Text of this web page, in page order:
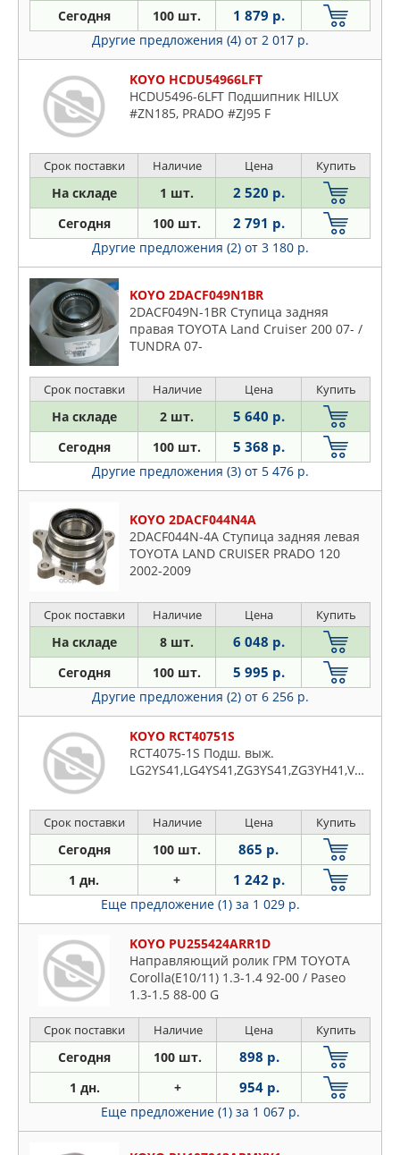
Сегодня 100 шт. 1 879 р.
Другие предложения (4) от 2 017 р.
KOYO HCDU54966LFT
HCDU5496-6LFT Подшипник HILUX
#ZN185, PRADO #ZJ95 F
Срок поставки Наличие Цена Купить
На складе 1 шт. 2 520 р.
Сегодня 100 шт. 2 791 р.
Другие предложения (2) от 3 180 р.
KOYO 2DACF049N1BR
2DACF049N-1BR Ступица задняя
правая TOYOTA Land Cruiser 200 07- /
TUNDRA 07-
Срок поставки Наличие Цена Купить
На складе 2 шт. 5 640 р.
Сегодня 100 шт. 5 368 р.
Другие предложения (3) от 5 476 р.
KOYO 2DACF044N4A
2DACF044N-4A Ступица задняя левая
TOYOTA LAND CRUISER PRADO 120
2002-2009
Срок поставки Наличие Цена Купить
На складе 8 шт. 6 048 р.
Сегодня 100 шт. 5 995 р.
Другие предложения (2) от 6 256 р.
KOYO RCT40751S
RCT4075-1S Подш. выж.
LG2YS41,LG4YS41,ZG3YS41,ZG3YH41,VG3YS41,VG3YH41,SC34,SW2H41,LW4YH41,LW2YS41,LW
Срок поставки Наличие Цена Купить
Сегодня 100 шт. 865 р.
1 дн. + 1 242 р.
Еще предложение (1) за 1 029 р.
KOYO PU255424ARR1D
Направляющий ролик ГРМ TOYOTA
Corolla(E10/11) 1.3-1.4 92-00 / Paseo
1.3-1.5 88-00 G
Срок поставки Наличие Цена Купить
Сегодня 100 шт. 898 р.
1 дн. + 954 р.
Еще предложение (1) за 1 067 р.